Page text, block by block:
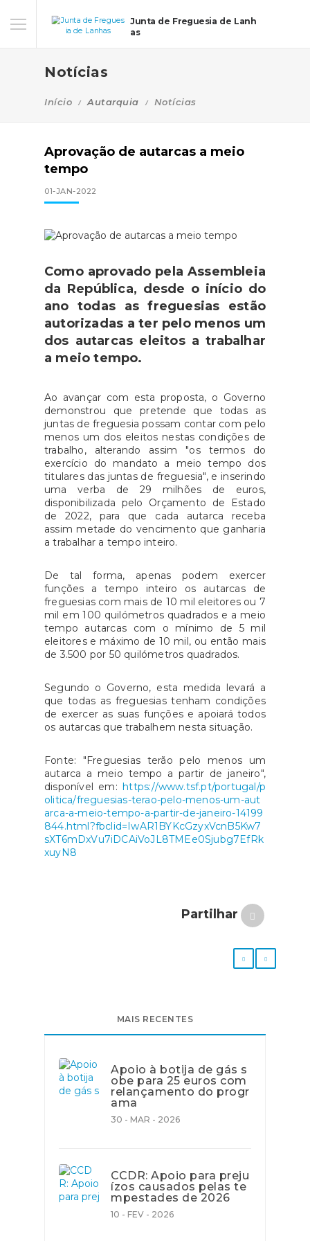
Junta de Freguesia de Lanh
as
Notícias
Início Autarquia Notícias
Aprovação de autarcas a meio
tempo
01-JAN-2022
Como aprovado pela Assembleia
da República, desde o início do
ano todas as freguesias estão
autorizadas a ter pelo menos um
dos autarcas eleitos a trabalhar
a meio tempo.
Ao avançar com esta proposta, o Governo
demonstrou que pretende que todas as
juntas de freguesia possam contar com pelo
menos um dos eleitos nestas condições de
trabalho, alterando assim "os termos do
exercício do mandato a meio tempo dos
titulares das juntas de freguesia", e inserindo
uma verba de 29 milhões de euros,
disponibilizada pelo Orçamento de Estado
de 2022, para que cada autarca receba
assim metade do vencimento que ganharia
a trabalhar a tempo inteiro.
De tal forma, apenas podem exercer
funções a tempo inteiro os autarcas de
freguesias com mais de 10 mil eleitores ou 7
mil em 100 quilómetros quadrados e a meio
tempo autarcas com o mínimo de 5 mil
eleitores e máximo de 10 mil, ou então mais
de 3.500 por 50 quilómetros quadrados.
Segundo o Governo, esta medida levará a
que todas as freguesias tenham condições
de exercer as suas funções e apoiará todos
os autarcas que trabalhem nesta situação.
Fonte: "Freguesias terão pelo menos um
autarca a meio tempo a partir de janeiro",
disponível em:https://www.tsf.pt/portugal/p
olitica/freguesias-terao-pelo-menos-um-aut
arca-a-meio-tempo-a-partir-de-janeiro-14199
844.html?fbclid=IwAR1BYKcGzyxVcnB5Kw7
sXT6mDxVu7iDCAiVoJL8TMEe0Sjubg7EfRk
xuyN8
Partilhar
MAIS RECENTES
Apoio à botija de gás s
obe para 25 euros com
relançamento do progr
ama
30 - MAR - 2026
CCDR: Apoio para preju
ízos causados pelas te
mpestades de 2026
10 - FEV - 2026